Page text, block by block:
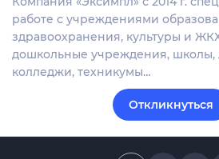
работе с учреждениями
здравоохранения, культуры и
дошкольные учреждения, школы,
колледжи, техникумы…
Откликнуться